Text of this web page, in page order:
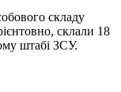
складу
склали 18
штабі ЗСУ.